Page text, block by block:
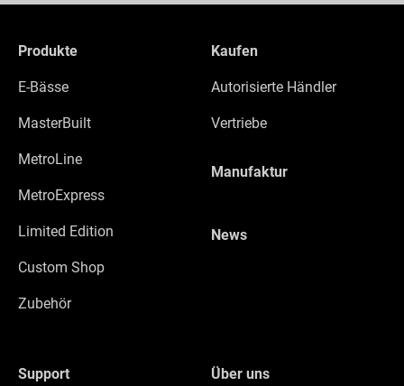
Produkte
E-Bässe
MasterBuilt
MetroLine
MetroExpress
Limited Edition
Custom Shop
Zubehör
Kaufen
Autorisierte Händler
Vertriebe
Manufaktur
News
Support Über uns